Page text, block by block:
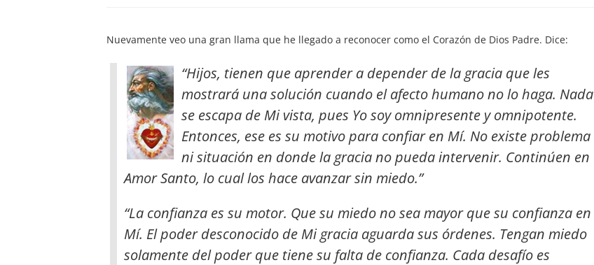
Nuevamente veo una gran llama que he llegado a reconocer como el Corazón de Dios Padre. Dice:
“Hijos, tienen que aprender a depender de la gracia que les
mostrará una solución cuando el afecto humano no lo haga. Nada
se escapa de Mi vista, pues Yo soy omnipresente y omnipotente.
Entonces, ese es su motivo para confiar en Mí. No existe problema
ni situación en donde la gracia no pueda intervenir. Continúen en
Amor Santo, lo cual los hace avanzar sin miedo.”
“La confianza es su motor. Que su miedo no sea mayor que su confianza en
Mí. El poder desconocido de Mi gracia aguarda sus órdenes. Tengan miedo
solamente del poder que tiene su falta de confianza. Cada desafío es